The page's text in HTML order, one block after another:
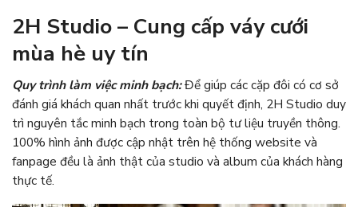
2H Studio – Cung cấp váy cưới
mùa hè uy tín
Quy trình làm việc minh bạch:Để giúp các cặp đôi có cơ sở
đánh giá khách quan nhất trước khi quyết định, 2H Studio duy
trì nguyên tắc minh bạch trong toàn bộ tư liệu truyền thông.
100% hình ảnh được cập nhật trên hệ thống website và
fanpage đều là ảnh thật của studio và album của khách hàng
thực tế.